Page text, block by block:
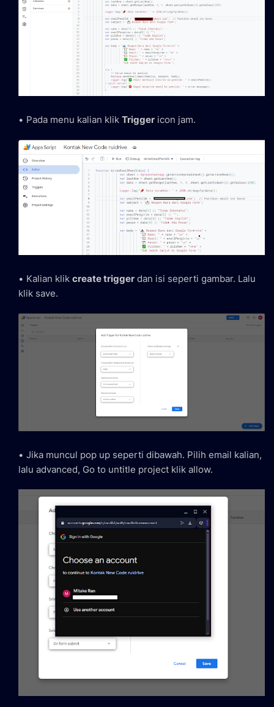
Pada menu kalian klik Trigger icon jam.
Kalian klik create trigger dan isi seperti gambar. Lalu
klik save.
Jika muncul pop up seperti dibawah. Pilih email kalian,
lalu advanced, Go to untitle project klik allow.